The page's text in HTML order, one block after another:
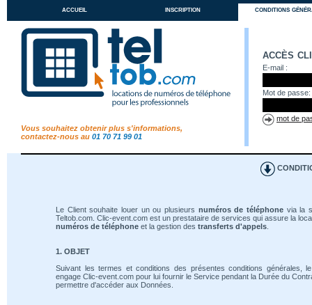
accueil inscription conditions
Vous souhaitez obtenir plus s'informations,
contactez-nous au 01 70 71 99 01
accès
E-mail :
Mot de passe:
mot de
Le Client souhaite louer un ou plusieurs numéros de téléphone via la
Teltob.com. Clic-event.com est un prestataire de services qui assure la
numéros de téléphone et la gestion des transferts d'appels
1. OBJET
Suivant les termes et conditions des présentes conditions générales,
engage Clic-event.com pour lui fournir le Service pendant la Durée du
permettre d'accéder aux Données.